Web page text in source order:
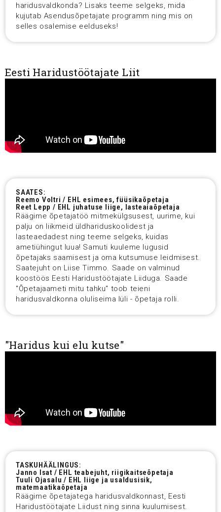
haridusvaldkonda? Lisaks teeme selgeks, mida
kujutab Asendusõpetajate programm ning mis on
selles osalemise eelduseks!
Eesti Haridustöötajate Liit
SAATES:
Reemo Voltri / EHL esimees, füüsikaõpetaja
Reet Lepp / EHL juhatuse liige, lasteaiaõpetaja
Räägime õpetajatöö mitmekülgsusest, uurime, kui
palju on liikmeid üldhariduskoolidest ja
lasteaedadest ning teeme selgeks, kuidas
ametiühingut luua! Samuti kuuleme lugusid
õpetajaks saamisest ja oma kutsumuse leidmisest.
Saatejuht on Liise Timmo. Saade on valminud
koostöös Eesti Haridustöötajate Liiduga. Saade
"Õpetajaameti mitu tahku" toob teieni
haridusvaldkonna oluliseima lüli - õpetaja rolli.
"Haridus kui elu kutse"
TASKUHÄÄLINGUS:
Janno Isat / EHL teabejuht, riigikaitseõpetaja
Tuuli Ojasalu / EHL liige ja usaldusisik,
matemaatikaõpetaja
Räägime õpetajatega haridusvaldkonnast, Eesti
Haridustöötajate Liidust ning sinna kuulumisest.